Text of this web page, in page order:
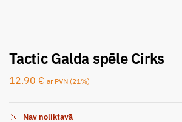
Tactic Galda spēle Cirks
12.90 € ar PVN (21%)
Nav noliktavā